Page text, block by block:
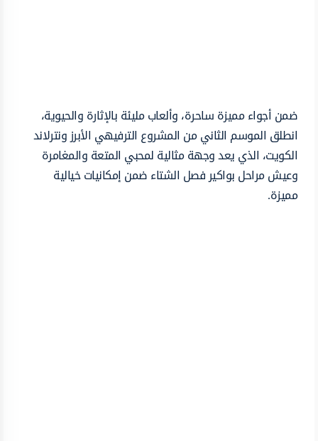
ضمن أجواء مميزة ساحرة، وألعاب مليئة بالإثارة والحيوية،
انطلق الموسم الثاني من المشروع الترفيهي الأبرز ونترلاند
الكويت، الذي يعد وجهة مثالية لمحبي المتعة والمغامرة
وعيش مراحل بواكير فصل الشتاء ضمن إمكانيات خيالية
مميزة.